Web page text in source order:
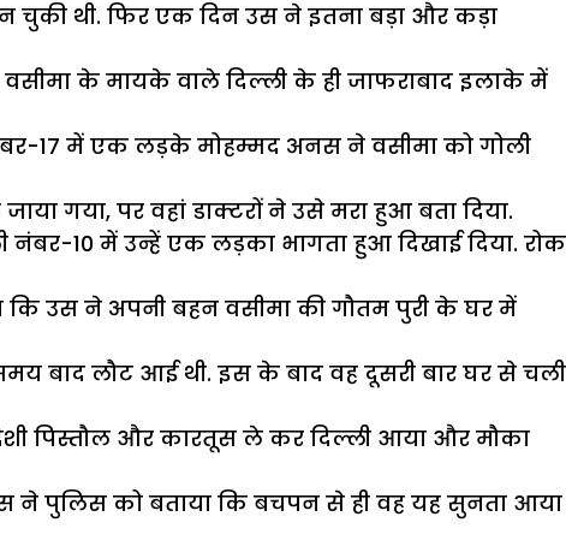
थी. फिर एक दिन उस ने इतना बड़ा और कड़ा
के मायके वाले दिल्ली के ही जाफराबाद इलाके में
17 में एक लड़के मोहम्मद अनस ने वसीमा को गोली
गया, पर वहां डाक्टरों ने उसे मरा हुआ बता दिया.
10 में उन्हें एक लड़का भागता हुआ दिखाई दिया. रोक
उस ने अपनी बहन वसीमा की गौतम पुरी के घर में
बाद लौट आई थी. इस के बाद वह दूसरी बार घर से चली
पिस्तौल और कारतूस ले कर दिल्ली आया और मौका
ने पुलिस को बताया कि बचपन से ही वह यह सुनता आया